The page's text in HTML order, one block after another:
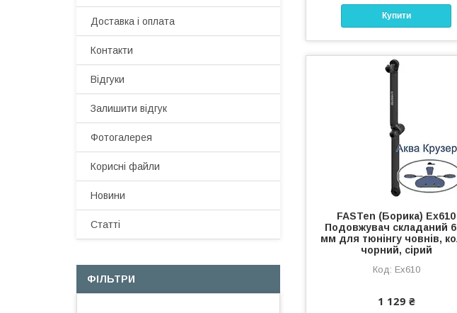
Купити
FASTen (Борика) Ex610
Подовжувач складаний
мм для тюнінгу човнів,
чорний, сірий
Ex610
1 129 ₴
Доставка і оплата
Контакти
Відгуки
Залишити відгук
Фотогалерея
Корисні файли
Новини
Статті
ФІЛЬТРИ